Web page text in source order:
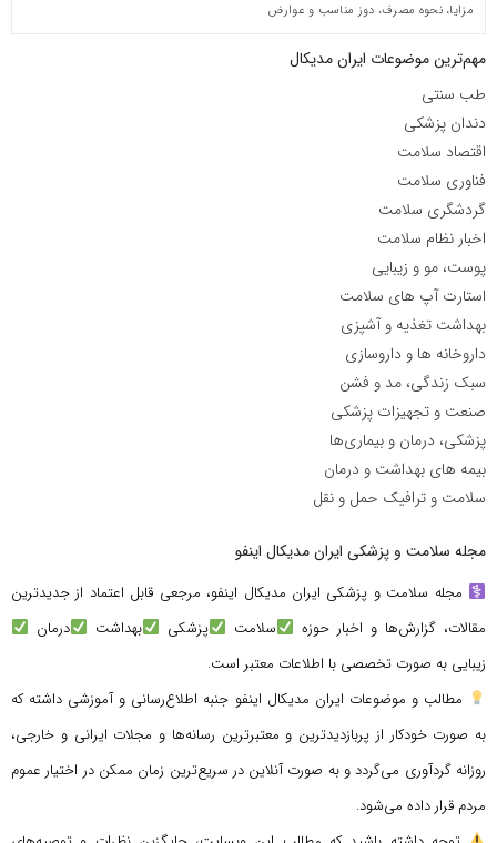
مزایا، نحوه مصرف، دوز مناسب و عوارض
مهم‌ترین موضوعات ایران مدیکال
طب سنتی
دندان پزشکی
اقتصاد سلامت
فناوری سلامت
گردشگری سلامت
اخبار نظام سلامت
پوست، مو و زیبایی
استارت آپ های سلامت
بهداشت تغذیه و آشپزی
داروخانه ها و داروسازی
سبک زندگی، مد و فشن
صنعت و تجهیزات پزشکی
پزشکی، درمان و بیماری‌ها
بیمه های بهداشت و درمان
سلامت و ترافیک حمل و نقل
مجله سلامت و پزشکی ایران مدیکال اینفو
مجله سلامت و پزشکی ایران مدیکال اینفو، مرجعی قابل اعتماد از جدیدترین
مقالات، گزارش‌ها و اخبار حوزه
سلامت پزشکی بهداشت
درمان
زیبایی به صورت تخصصی با اطلاعات معتبر است.
مطالب و موضوعات ایران مدیکال اینفو جنبه اطلاع‌رسانی و آموزشی داشته که
به صورت خودکار از پربازدیدترین و معتبرترین رسانه‌ها و مجلات ایرانی و خارجی،
روزانه گردآوری می‌گردد و به صورت آنلاین در سریع‌ترین زمان ممکن در اختیار عموم
مردم قرار داده می‌شود.